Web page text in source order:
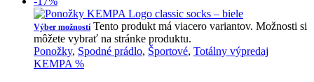
Výber možností Tento produkt má viacero variantov. Možnosti si
môžete vybrať na stránke produktu.
Ponožky, Spodné prádlo, Športové, Totálny výpredaj
KEMPA %